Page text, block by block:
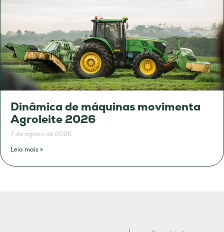
Dinâmica de máquinas movimenta
Agroleite 2026
7 de agosto de 2026
Leia mais »